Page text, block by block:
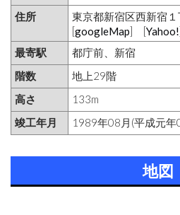
住所
東京都新宿区西新宿
[googleMap] [Yahoo!
最寄駅
都庁前、新宿
階数
地上29階
高さ
133m
竣工年月
1989年08月(平成元年
地図